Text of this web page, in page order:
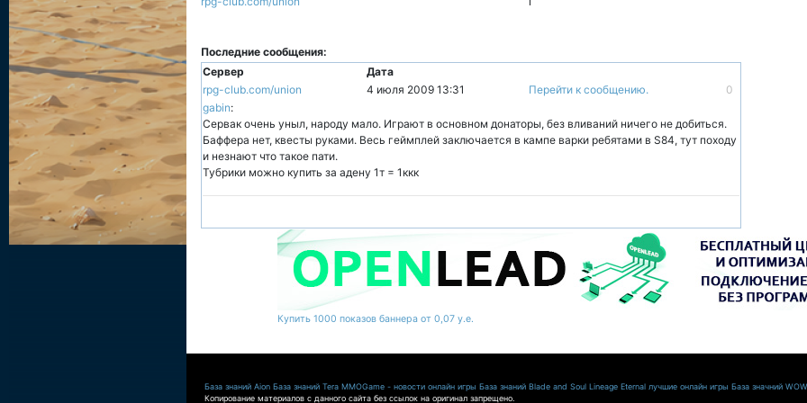
Последние сообщения:
Сервер
Дата
rpg-club.com/union
4 июля 2009 13:31 Перейти к сообщению.
0
gabin:
Сервак очень уныл, народу мало. Играют в основном донаторы, без вливаний ничего не добиться.
Баффера нет, квесты руками. Весь геймплей заключается в кампе варки ребятами в S84, тут походу
и незнают что такое пати.
Тубрики можно купить за адену 1т = 1ккк
Купить 1000 показов баннера от 0,07 у.е.
База знаний Aion База знаний Tera MMOGame - новости онлайн игры База знаний Blade and Soul Lineage Eternal лучшие онлайн игры База значний WOW
Копирование материалов с данного сайта без ссылок на оригинал запрещено.